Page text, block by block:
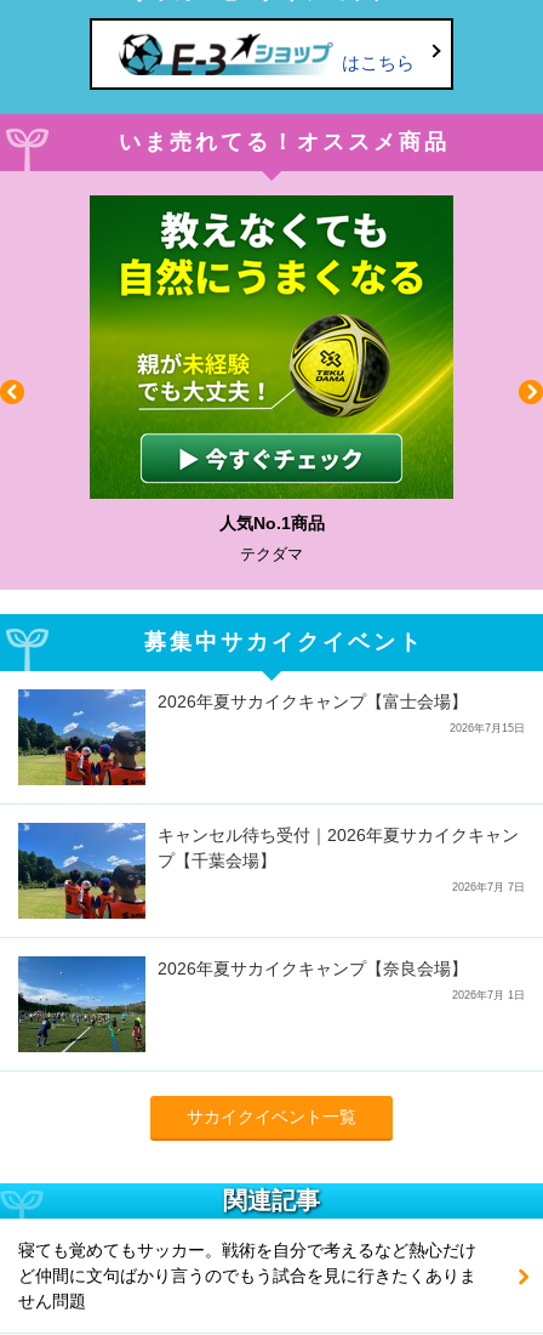
はこちら
いま売れてる！オススメ商品
人気No.1商品
テクダマ
募集中サカイクイベント
2026年夏サカイクキャンプ【富士会場】
2026年7月15日
キャンセル待ち受付｜2026年夏サカイクキャン
プ【千葉会場】
2026年7月 7日
2026年夏サカイクキャンプ【奈良会場】
2026年7月 1日
サカイクイベント一覧
関連記事
寝ても覚めてもサッカー。戦術を自分で考えるなど熱心だけ
ど仲間に文句ばかり言うのでもう試合を見に行きたくありま
せん問題